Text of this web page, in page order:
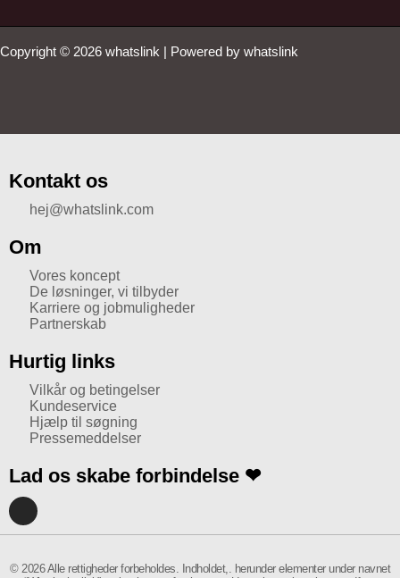
Copyright © 2026 whatslink | Powered by whatslink
Kontakt os
hej@whatslink.com
Om
Vores koncept
De løsninger, vi tilbyder
Karriere og jobmuligheder
Partnerskab
Hurtig links
Vilkår og betingelser
Kundeservice
Hjælp til søgning
Pressemeddelser
Lad os skabe forbindelse ❤
I
s
g
© 2026 Alle rettigheder forbeholdes. Indholdet,. herunder elementer under navnet